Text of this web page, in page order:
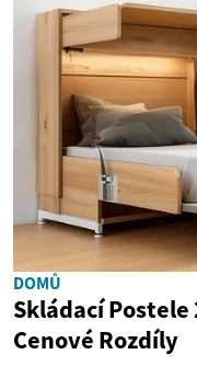
DOMŮ
Skládací
Cenové Rozdíly